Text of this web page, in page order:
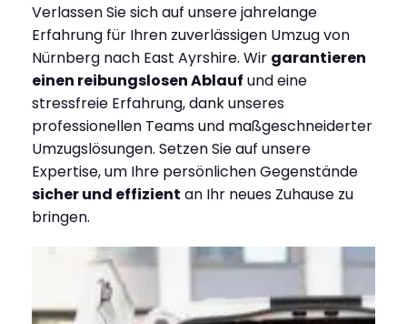
Verlassen Sie sich auf unsere jahrelange
Erfahrung für Ihren zuverlässigen Umzug von
Nürnberg nach East Ayrshire. Wir garantieren
einen reibungslosen Ablauf und eine
stressfreie Erfahrung, dank unseres
professionellen Teams und maßgeschneiderter
Umzugslösungen. Setzen Sie auf unsere
Expertise, um Ihre persönlichen Gegenstände
sicher und effizient an Ihr neues Zuhause zu
bringen.